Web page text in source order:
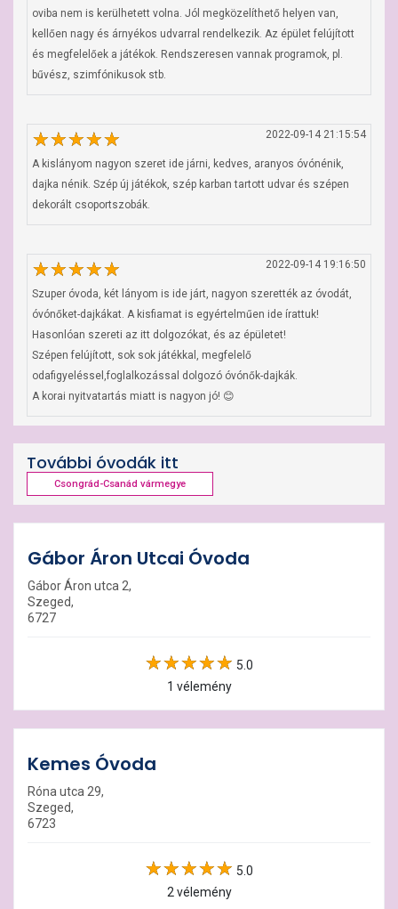
oviba nem is kerülhetett volna. Jól megközelíthető helyen van,
kellően nagy és árnyékos udvarral rendelkezik. Az épület felújított
és megfelelőek a játékok. Rendszeresen vannak programok, pl.
bűvész, szimfónikusok stb.
2022-09-14 21:15:54
A kislányom nagyon szeret ide járni, kedves, aranyos óvónénik,
dajka nénik. Szép új játékok, szép karban tartott udvar és szépen
dekorált csoportszobák.
2022-09-14 19:16:50
Szuper óvoda, két lányom is ide járt, nagyon szerették az óvodát,
óvónőket-dajkákat. A kisfiamat is egyértelműen ide írattuk!
Hasonlóan szereti az itt dolgozókat, és az épületet!
Szépen felújított, sok sok játékkal, megfelelő
odafigyeléssel,foglalkozással dolgozó óvónők-dajkák.
A korai nyitvatartás miatt is nagyon jó! 😊
További óvodák itt
Csongrád-Csanád vármegye
Gábor Áron Utcai Óvoda
Gábor Áron utca 2,
Szeged,
6727
5.0
1 vélemény
Kemes Óvoda
Róna utca 29,
Szeged,
6723
5.0
2 vélemény